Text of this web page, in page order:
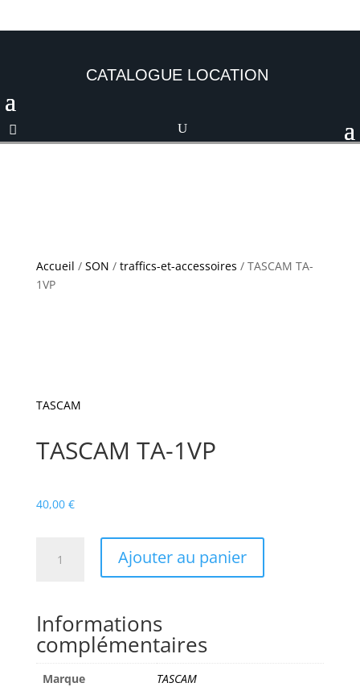
CATALOGUE LOCATION
Accueil / SON / traffics-et-accessoires / TASCAM TA-
1VP
TASCAM
TASCAM TA-1VP
40,00 €
1VP
Ajouter au panier
Informations
complémentaires
Marque
TASCAM